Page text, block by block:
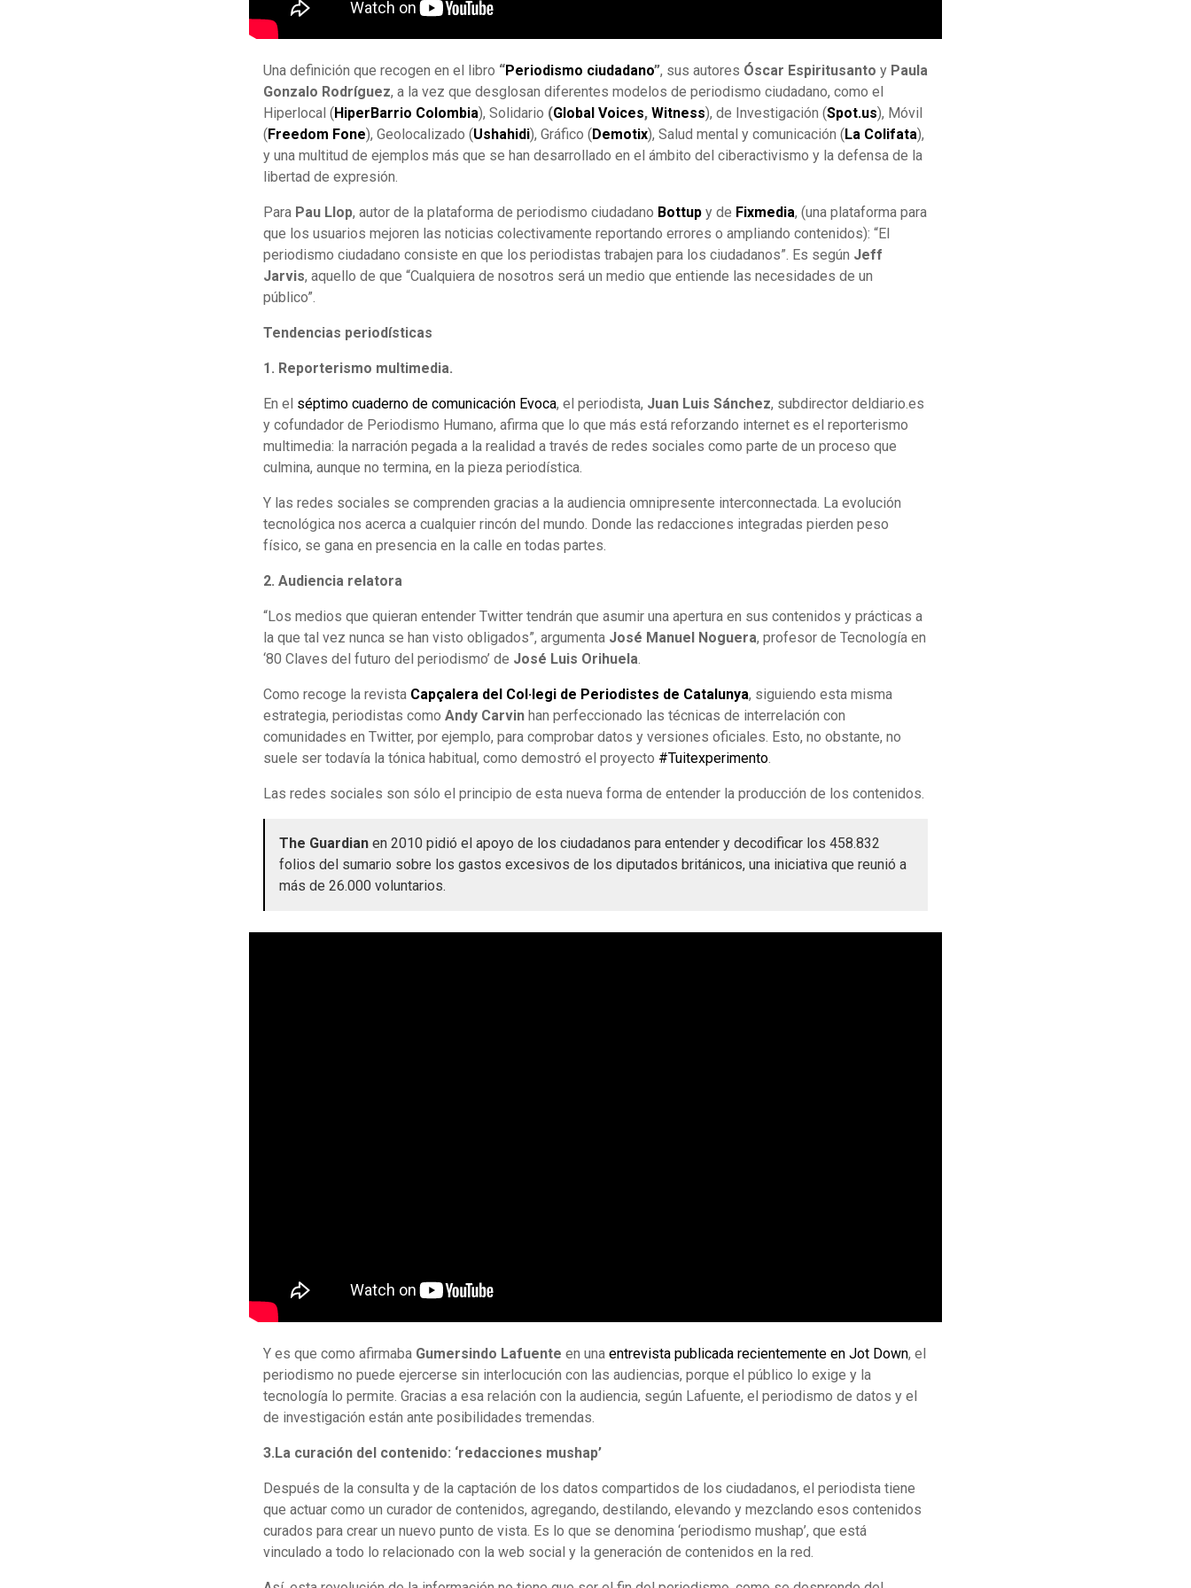
Una definición que recogen en el libro “Periodismo ciudadano”, sus autores Óscar Espiritusanto y Paula
Gonzalo Rodríguez, a la vez que desglosan diferentes modelos de periodismo ciudadano, como el
Hiperlocal ( HiperBarrio Colombia), Solidario (Global Voices, Witness), de Investigación (Spot.us), Móvil
( Freedom Fone), Geolocalizado (Ushahidi), Gráfico ( Demotix), Salud mental y comunicación ( La Colifata),
y una multitud de ejemplos más que se han desarrollado en el ámbito del ciberactivismo y la defensa de la
libertad de expresión.
Para Pau Llop, autor de la plataforma de periodismo ciudadano Bottup y de Fixmedia, (una plataforma para
que los usuarios mejoren las noticias colectivamente reportando errores o ampliando contenidos): “El
periodismo ciudadano consiste en que los periodistas trabajen para los ciudadanos”. Es según Jeff
Jarvis, aquello de que “Cualquiera de nosotros será un medio que entiende las necesidades de un
público”.
Tendencias periodísticas
1. Reporterismo multimedia.
En el séptimo cuaderno de comunicación Evoca, el periodista, Juan Luis Sánchez, subdirector deldiario.es
y cofundador de Periodismo Humano, afirma que lo que más está reforzando internet es el reporterismo
multimedia: la narración pegada a la realidad a través de redes sociales como parte de un proceso que
culmina, aunque no termina, en la pieza periodística.
Y las redes sociales se comprenden gracias a la audiencia omnipresente interconnectada. La evolución
tecnológica nos acerca a cualquier rincón del mundo. Donde las redacciones integradas pierden peso
físico, se gana en presencia en la calle en todas partes.
2. Audiencia relatora
“Los medios que quieran entender Twitter tendrán que asumir una apertura en sus contenidos y prácticas a
la que tal vez nunca se han visto obligados”, argumenta José Manuel Noguera, profesor de Tecnología en
‘80 Claves del futuro del periodismo’ de José Luis Orihuela.
Como recoge la revista Capçalera del Col·legi de Periodistes de Catalunya, siguiendo esta misma
estrategia, periodistas como Andy Carvin han perfeccionado las técnicas de interrelación con
comunidades en Twitter, por ejemplo, para comprobar datos y versiones oficiales. Esto, no obstante, no
suele ser todavía la tónica habitual, como demostró el proyecto #Tuitexperimento.
Las redes sociales son sólo el principio de esta nueva forma de entender la producción de los contenidos.
The Guardian en 2010 pidió el apoyo de los ciudadanos para entender y decodificar los 458.832
folios del sumario sobre los gastos excesivos de los diputados británicos, una iniciativa que reunió a
más de 26.000 voluntarios.
Y es que como afirmaba Gumersindo Lafuente en una entrevista publicada recientemente en Jot Down, el
periodismo no puede ejercerse sin interlocución con las audiencias, porque el público lo exige y la
tecnología lo permite. Gracias a esa relación con la audiencia, según Lafuente, el periodismo de datos y el
de investigación están ante posibilidades tremendas.
3.La curación del contenido: ‘redacciones mushap’
Después de la consulta y de la captación de los datos compartidos de los ciudadanos, el periodista tiene
que actuar como un curador de contenidos, agregando, destilando, elevando y mezclando esos contenidos
curados para crear un nuevo punto de vista. Es lo que se denomina ‘periodismo mushap’, que está
vinculado a todo lo relacionado con la web social y la generación de contenidos en la red.